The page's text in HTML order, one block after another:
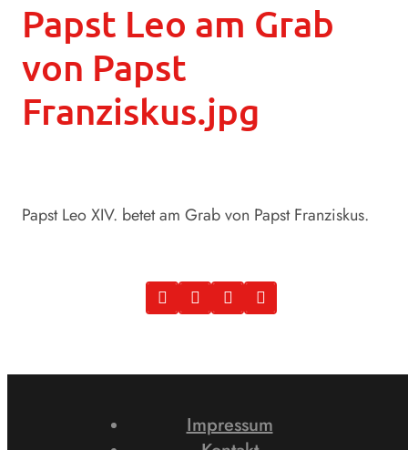
Papst Leo am Grab
von Papst
Franziskus.jpg
Papst Leo XIV. betet am Grab von Papst Franziskus.
Impressum